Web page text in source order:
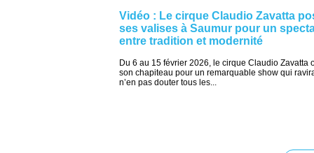
Vidéo : Le cirque Claudio Zavatta
ses valises à Saumur pour un
entre tradition et modernité
Du 6 au 15 février 2026, le cirque Claudio Zavatta
son chapiteau pour un remarquable show qui
n’en pas douter tous les...